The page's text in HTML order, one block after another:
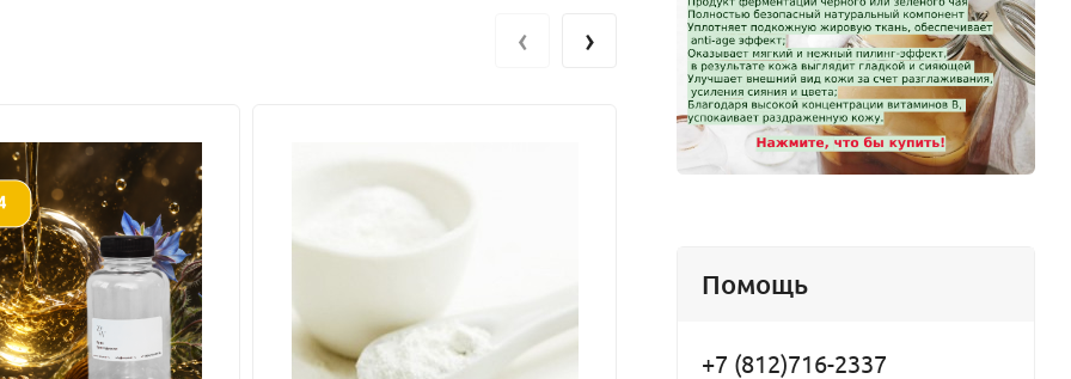
средством для нервов и необходим для восстановления и
дозах назначают в качестве противовоспалительного средства, для
как желчегонное средство и легкое слабительное при
т.к. содержащаяся в нем кислота их губит. Отвар из листьев ревеня –
используют при малокровии, туберкулезе и болезнях желчного пузыря.
‹ ›
Помощь
+7 (812)716-2337